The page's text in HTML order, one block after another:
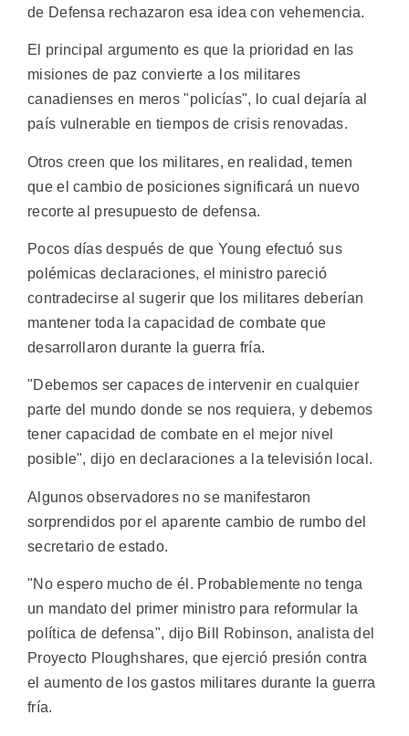
de Defensa rechazaron esa idea con vehemencia.
El principal argumento es que la prioridad en las
misiones de paz convierte a los militares
canadienses en meros "policías", lo cual dejaría al
país vulnerable en tiempos de crisis renovadas.
Otros creen que los militares, en realidad, temen
que el cambio de posiciones significará un nuevo
recorte al presupuesto de defensa.
Pocos días después de que Young efectuó sus
polémicas declaraciones, el ministro pareció
contradecirse al sugerir que los militares deberían
mantener toda la capacidad de combate que
desarrollaron durante la guerra fría.
"Debemos ser capaces de intervenir en cualquier
parte del mundo donde se nos requiera, y debemos
tener capacidad de combate en el mejor nivel
posible", dijo en declaraciones a la televisión local.
Algunos observadores no se manifestaron
sorprendidos por el aparente cambio de rumbo del
secretario de estado.
"No espero mucho de él. Probablemente no tenga
un mandato del primer ministro para reformular la
política de defensa", dijo Bill Robinson, analista del
Proyecto Ploughshares, que ejerció presión contra
el aumento de los gastos militares durante la guerra
fría.